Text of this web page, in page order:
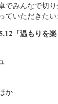
でみんなで切
ていただきた
「温もりを
か